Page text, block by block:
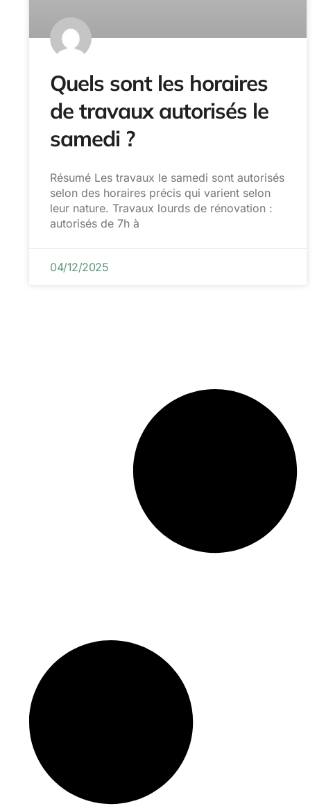
Quels sont les horaires
de travaux autorisés le
samedi ?
Résumé Les travaux le samedi sont autorisés
selon des horaires précis qui varient selon
leur nature. Travaux lourds de rénovation :
autorisés de 7h à
04/12/2025